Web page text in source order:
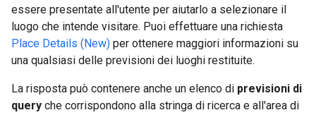
essere presentate all'utente per aiutarlo a selezionare il
luogo che intende visitare. Puoi effettuare una richiesta
Place Details (New) per ottenere maggiori informazioni su
una qualsiasi delle previsioni dei luoghi restituite.
La risposta può contenere anche un elenco di previsioni di
query che corrispondono alla stringa di ricerca e all'area di